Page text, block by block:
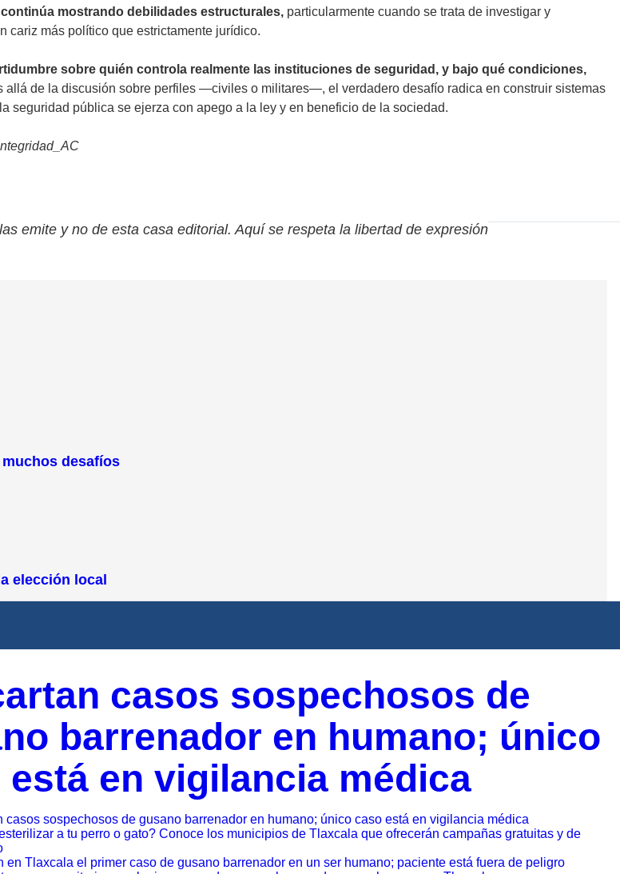
mostrando debilidades estructurales, particularmente cuando se trata de investigar y
cariz más político que estrictamente jurídico.
sobre quién controla realmente las instituciones de seguridad, y bajo qué condiciones,
de la discusión sobre perfiles —civiles o militares—, el verdadero desafío radica en construir sistemas
seguridad pública se ejerza con apego a la ley y en beneficio de la sociedad.
emite y no de esta casa editorial. Aquí se respeta la libertad de expresión
desafíos
elección local
casos sospechosos de
barrenador en humano; único
está en vigilancia médica
casos sospechosos de gusano barrenador en humano; único caso está en vigilancia médica
a tu perro o gato? Conoce los municipios de Tlaxcala que ofrecerán campañas gratuitas y de
en Tlaxcala el primer caso de gusano barrenador en un ser humano; paciente está fuera de peligro